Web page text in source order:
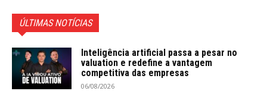
ÚLTIMAS NOTÍCIAS
Inteligência artificial passa a pesar no
valuation e redefine a vantagem
competitiva das empresas
06/08/2026